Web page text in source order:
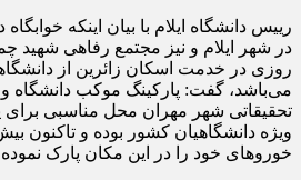
رییس دانشگاه ایلام با بیان اینکه
در شهر ایلام و نیز مجتمع رفاهی شهید
روزی در خدمت اسکان زائرین از
می‌باشد، گفت: پارکینگ موکب دانشگاه
تحقیقاتی شهر مهران محل مناسبی برای
خوروهای خود را در این مکان پارک نموده